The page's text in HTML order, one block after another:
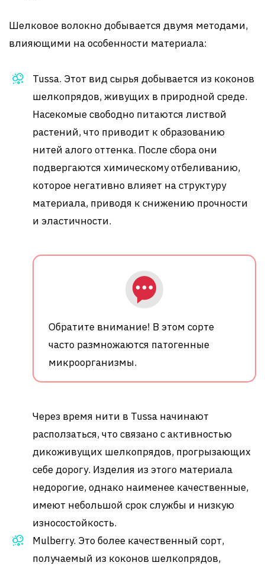
Шелковое волокно добывается двумя методами,
влияющими на особенности материала:
Tussa. Этот вид сырья добывается из коконов
шелкопрядов, живущих в природной среде.
Насекомые свободно питаются листвой
растений, что приводит к образованию
нитей алого оттенка. После сбора они
подвергаются химическому отбеливанию,
которое негативно влияет на структуру
материала, приводя к снижению прочности
и эластичности.
Обратите внимание! В этом сорте
часто размножаются патогенные
микроорганизмы.
Через время нити в Tussa начинают
расползаться, что связано с активностью
дикоживущих шелкопрядов, прогрызающих
себе дорогу. Изделия из этого материала
недорогие, однако наименее качественные,
имеют небольшой срок службы и низкую
износостойкость.
Mulberry. Это более качественный сорт,
получаемый из коконов шелкопрядов,